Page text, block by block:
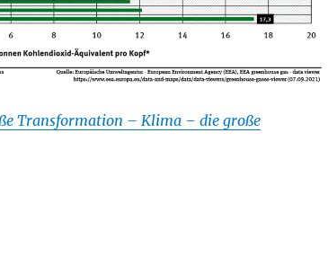
Transformation – Klima – die große